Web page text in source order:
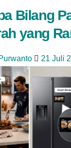
Bilang
yang
21 Juli